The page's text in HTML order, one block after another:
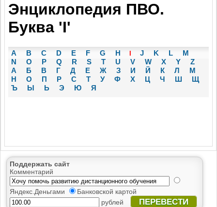
Энциклопедия ПВО.
Буква 'I'
A B C D E F G H J K L
M
N
O P Q R S T U V W X Y
Z
А
Б В Г Д Е Ж З И Й К Л
М
Н
О П Р С Т У Ф Х Ц Ч Ш
Щ
Ъ
Ы Ь Э Ю Я
Поддержать сайт
Комментарий
Яндекс.Деньгами
Банковской картой
рублей
ПЕРЕВЕСТИ